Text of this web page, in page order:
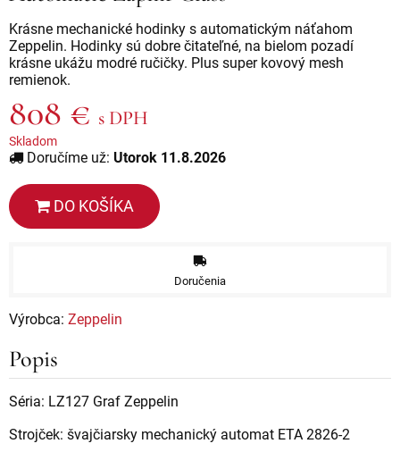
Krásne mechanické hodinky s automatickým náťahom
Zeppelin. Hodinky sú dobre čitateľné, na bielom pozadí
krásne ukážu modré ručičky. Plus super kovový mesh
remienok.
808 € s DPH
Skladom
Doručíme už: Utorok 11.8.2026
DO KOŠÍKA
Doručenia
Výrobca: Zeppelin
Popis
Séria: LZ127 Graf Zeppelin
Strojček: švajčiarsky mechanický automat ETA 2826-2